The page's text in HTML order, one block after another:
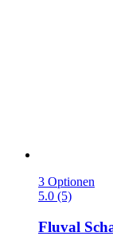
3 Optionen
5.0 (5)
Fluval